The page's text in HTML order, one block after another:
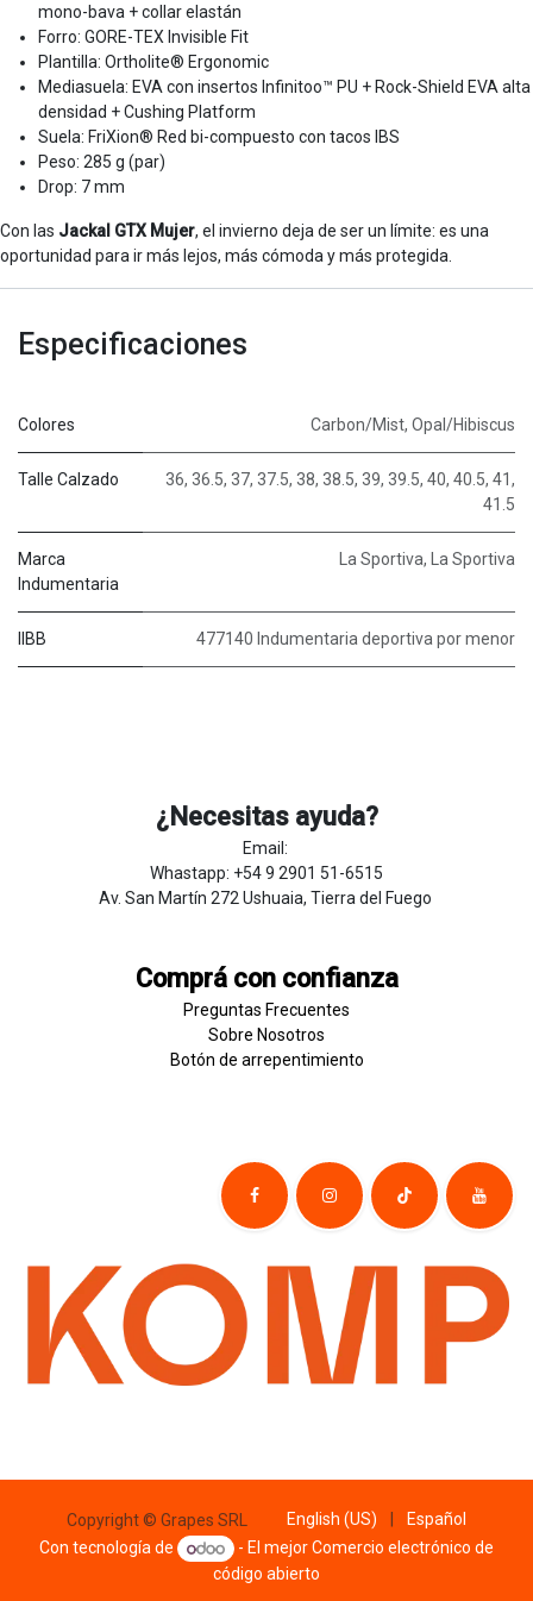
mono-bava + collar elastán
Forro: GORE-TEX Invisible Fit
Plantilla: Ortholite® Ergonomic
Mediasuela: EVA con insertos Infinitoo™ PU + Rock-Shield EVA alta
densidad + Cushing Platform
Suela: FriXion® Red bi-compuesto con tacos IBS
Peso: 285 g (par)
Drop: 7 mm
Con las Jackal GTX Mujer, el invierno deja de ser un límite: es una
oportunidad para ir más lejos, más cómoda y más protegida.
Especificaciones
Colores Carbon/Mist, Opal/Hibiscus
Talle Calzado 36, 36.5, 37, 37.5, 38, 38.5, 39, 39.5, 40, 40.5, 41,
41.5
Marca
Indumentaria
La Sportiva, La Sportiva
IIBB 477140 Indumentaria deportiva por menor
¿Necesitas ayuda?
Email:
Whastapp: +54 9 2901 51-6515
Av. San Martín 272 Ushuaia, Tierra del Fuego
Comprá con confianza
Preguntas Frecuentes
Sobre Nosotros
Botón de ​arrepentim​​​iento
Copyright © Grapes SRL English (US)
Español
Con tecnología de
- El mejorComercio electrónico de
código abierto